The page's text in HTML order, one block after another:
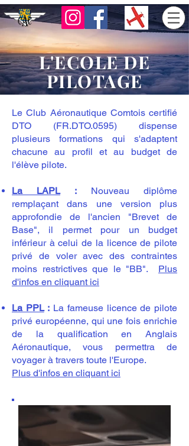
L'ECOLE DE
PILOTAGE
Le Club Aéronautique Comtois certifié
DTO (FR.DTO.0595) dispense
plusieurs formations qui s'adaptent
chacune au profil et au budget de
l'élève pilote.
La LAPL: Nouveau diplôme
remplaçant dans une version plus
approfondie de l'ancien "Brevet de
Base", il permet pour un budget
inférieur à celui de la licence de pilote
privé de voler avec des contraintes
moins restrictives que le "BB". Plus
d'infos en cliquant ici
La PPL: La fameuse licence de pilote
privé européenne, qui une fois enrichie
de la qualification en Anglais
Aéronautique, vous permettra de
voyager à travers toute l'Europe.
Plus d'infos en cliquant ici